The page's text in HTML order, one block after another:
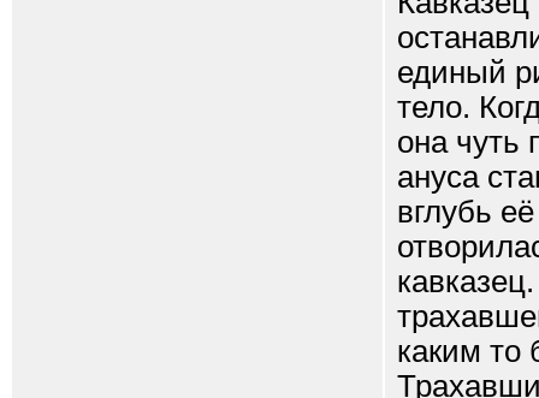
единый
тело.
она чуть
ануса
вглубь
каким то